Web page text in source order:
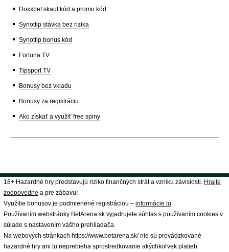
Doxxbet skaut kód a promo kód
Synottip stávka bez rizika
Synottip bonus kód
Fortuna TV
Tipsport TV
Bonusy bez vkladu
Bonusy za registráciu
Ako získať a využiť free spiny
18+ Hazardné hry predstavujú riziko finančných strát a vzniku závislosti. Hrajte
zodpovedne a pre zábavu!
Využitie bonusov je podmienené registráciou – informácie tu.
Používaním webstránky BetArena.sk vyjadrujete súhlas s používaním cookies v
súlade s nastavením vášho prehliadača.
Na webových stránkach https://www.betarena.sk/ nie sú prevádzkované
hazardné hry ani tu neprebieha sprostredkovanie akýchkoľvek platieb.